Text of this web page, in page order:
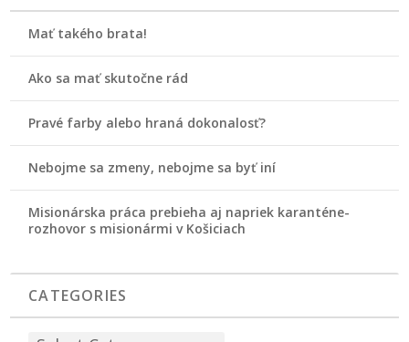
Mať takého brata!
Ako sa mať skutočne rád
Pravé farby alebo hraná dokonalosť?
Nebojme sa zmeny, nebojme sa byť iní
Misionárska práca prebieha aj napriek karanténe-
rozhovor s misionármi v Košiciach
CATEGORIES